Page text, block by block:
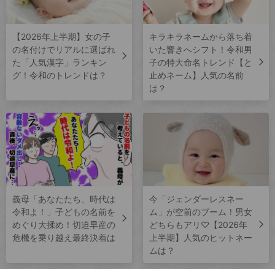
【2026年上半期】女の子
の名付けでリアルに選ばれ
た「人気漢字」ランキン
グ！令和のトレンドは？
キラキラネームから落ち着
いた響きへシフト！令和男
子の特大命名トレンド【と
止めネーム】人気の名前
は？
義母「あなたたち、時代は
令和よ！」子どもの名前を
めぐり大揉め！切迫早産の
危機を乗り越え最終決着は
今「ジェンダーレスネー
ム」が空前のブーム！男女
どちらもアリ♡【2026年
上半期】人気のヒットネー
ムは？